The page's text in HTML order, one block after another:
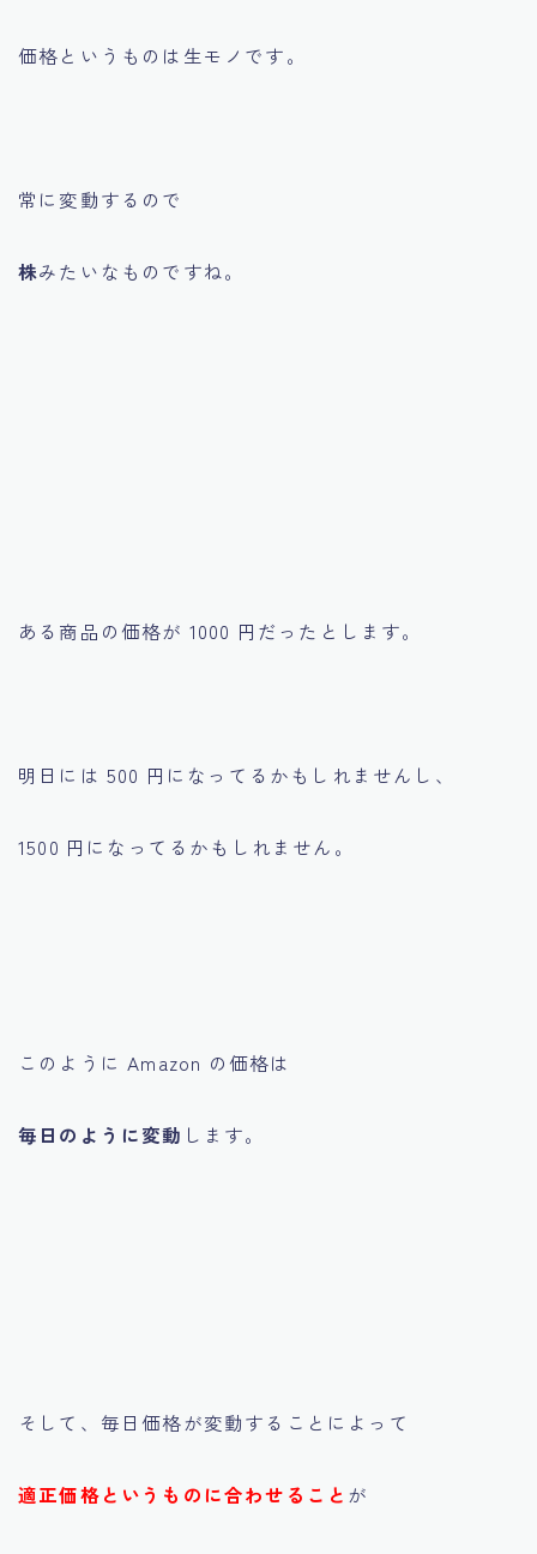
価格というものは生モノです。
常に変動するので
株みたいなものですね。
ある商品の価格が 1000 円だったとします。
明日には 500 円になってるかもしれませんし、
1500 円になってるかもしれません。
このように Amazon の価格は
毎日のように変動 します。
そして、毎日価格が変動することによって
適正価格というものに合わせること が